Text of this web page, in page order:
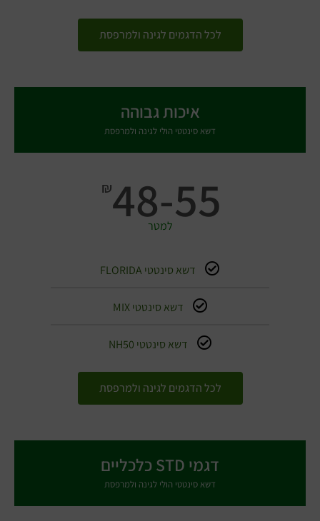
לכל הדגמים לגינה ולמרפסת
איכות גבוהה
דשא סינטטי הולי לגינה ולמרפסת
₪48-55
למטר
דשא סינטטי FLORIDA
דשא סינטטי MIX
דשא סינטטי NH50
לכל הדגמים לגינה ולמרפסת
דגמי STD כלכליים
דשא סינטטי הולי לגינה ולמרפסת